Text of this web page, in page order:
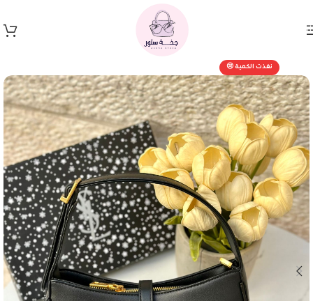
Skip to main content
نفذت الكمية 😢